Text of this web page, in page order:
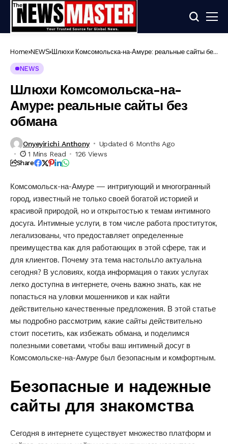
Home NEWS Шлюхи Комсомольска-на-Амуре: реальные сайты без
NEWS
Шлюхи Комсомольска-на-
Амуре: реальные сайты без
обмана
Onyeyirichi Anthony
Updated 6 Months Ago
1 Mins Read
126 Views
Share
Комсомольск-на-Амуре — интригующий и многогранный
город, известный не только своей богатой историей и
красивой природой, но и открытостью к темам интимного
досуга. Интимные услуги, в том числе работа проституток,
легализованы, что предоставляет определенные
преимущества как для работающих в этой сфере, так и
для клиентов. Почему эта тема настольเภо актуальна
сегодня? В условиях, когда информация о таких услугах
легко доступна в интернете, очень важно знать, как не
попасться на уловки мошенников и как найти
действительно качественные предложения. В этой статье
мы подробно рассмотрим, какие сайты действительно
стоит посетить, как избежать обмана, и поделимся
полезными советами, чтобы ваш интимный досуг в
Комсомольске-на-Амуре был безопасным и комфортным.
Безопасные и надежные
сайты для знакомства
Сегодня в интернете существует множество платформ и